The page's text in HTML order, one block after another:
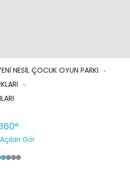
NESİL ÇOCUK OYUN PARKI
Gör